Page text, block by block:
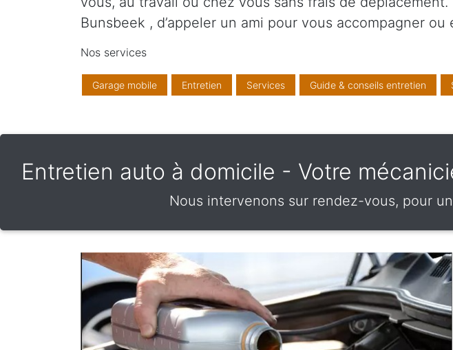
Bunsbeek , d’appeler un ami pour vous accompagner
Nos services
Garage mobile Entretien Services Guide & conseils entretien
Entretien auto à domicile - Votre
Nous intervenons sur rendez-vous, pour